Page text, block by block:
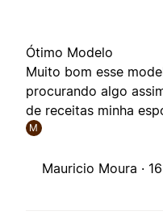
Ótimo Modelo
Muito bom esse
procurando algo
de receitas minha
M
Mauricio Moura ·